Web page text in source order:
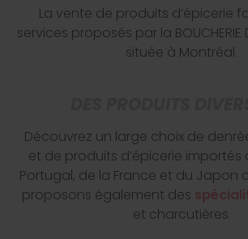
La vente de produits d’épicerie
services proposés par la BOUCHERIE
située à Montréal.
Découvrez un large choix de
et de produits d’épicerie importés
Portugal, de la France et du Japon
proposons également des
et charcutières.